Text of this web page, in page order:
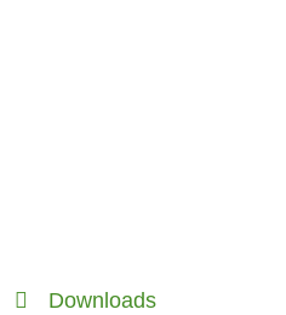
Downloads